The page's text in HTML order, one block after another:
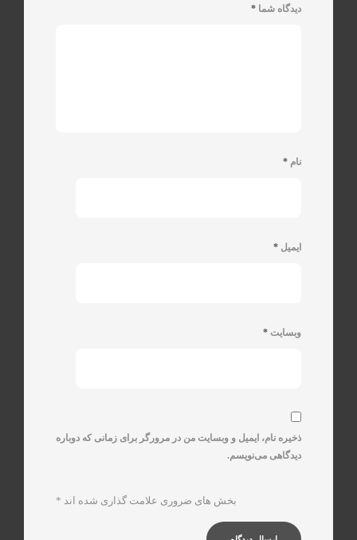
دیدگاه شما *
نام *
ایمیل *
وبسایت *
ذخیره نام، ایمیل و وبسایت من در مرورگر برای زمانی که دوباره
دیدگاهی می‌نویسم.
بخش های ضروری علامت گذاری شده اند *